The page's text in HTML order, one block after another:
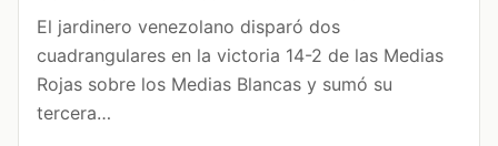
El jardinero venezolano disparó dos
cuadrangulares en la victoria 14-2 de las Medias
Rojas sobre los Medias Blancas y sumó su
tercera…